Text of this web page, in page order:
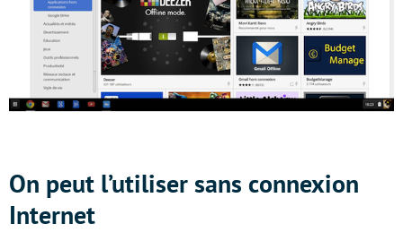
On peut l’utiliser sans connexion
Internet